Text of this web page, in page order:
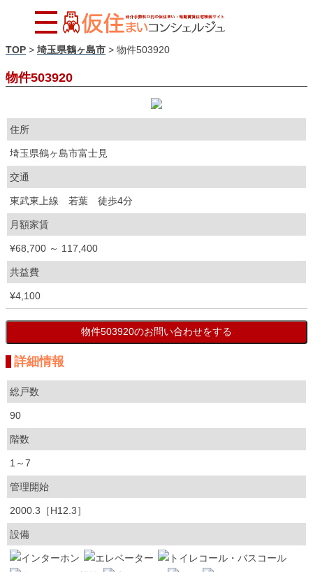
TOP > 埼玉県鶴ヶ島市 > 物件503920
物件503920
住所
埼玉県鶴ヶ島市富士見
交通
東武東上線 若葉 徒歩4分
月額家賃
¥68,700 ～ 117,400
共益費
¥4,100
詳細情報
総戸数
90
階数
1～7
管理開始
2000.3［H12.3］
設備